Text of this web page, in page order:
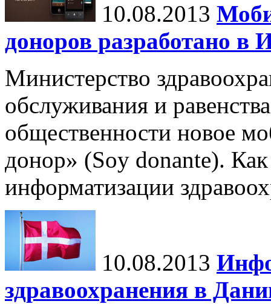
10.08.2013
доноров разработано в
Министерство
обслуживания и
общественности новое
донор» (Soy donante).
информатизации
10.08.2013
здравоохранения в